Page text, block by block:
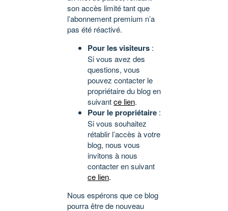
son accès limité tant que
l’abonnement premium n’a
pas été réactivé.
Pour les visiteurs :
Si vous avez des
questions, vous
pouvez contacter le
propriétaire du blog en
suivantce lien.
Pour le propriétaire :
Si vous souhaitez
rétablir l’accès à votre
blog, nous vous
invitons à nous
contacter en suivant
ce lien.
Nous espérons que ce blog
pourra être de nouveau